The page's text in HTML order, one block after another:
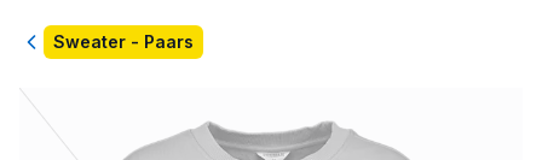
TerugSweater - Paars